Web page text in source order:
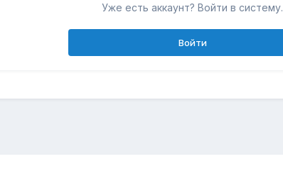
Уже есть аккаунт? Войти в систему.
Войти